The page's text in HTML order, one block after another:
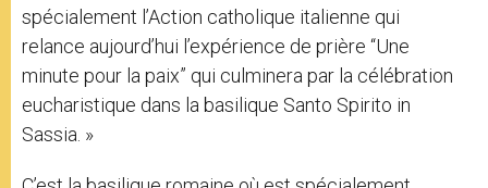
spécialement l’Action catholique italienne qui
relance aujourd’hui l’expérience de prière “Une
minute pour la paix” qui culminera par la célébration
eucharistique dans la basilique Santo Spirito in
Sassia. »